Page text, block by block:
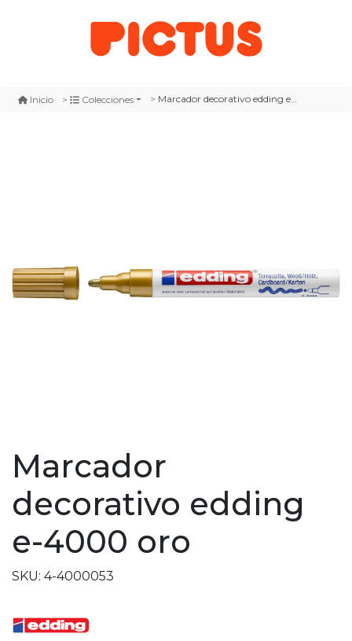
Inicio Colecciones Marcador decorativo edding e-4000 oro
Marcador
decorativo edding
e-4000 oro
SKU: 4-4000053